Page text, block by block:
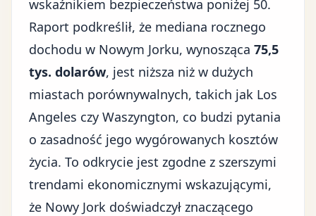
wskaźnikiem bezpieczeństwa poniżej 50.
Raport podkreślił, że mediana rocznego
dochodu w Nowym Jorku, wynosząca 75,5
tys. dolarów, jest niższa niż w dużych
miastach porównywalnych, takich jak Los
Angeles czy Waszyngton, co budzi pytania
o zasadność jego wygórowanych kosztów
życia. To odkrycie jest zgodne z szerszymi
trendami ekonomicznymi wskazującymi,
że Nowy Jork doświadczył znaczącego